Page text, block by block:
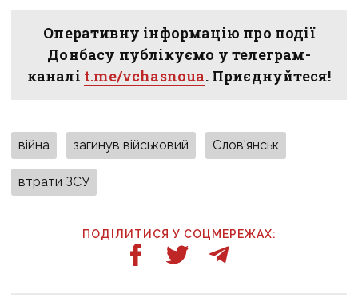
Оперативну інформацію про події
Донбасу публікуємо у телеграм-
каналі t.me/vchasnoua. Приєднуйтеся!
війна загинув військовий Слов'янськ
втрати ЗСУ
ПОДІЛИТИСЯ У СОЦМЕРЕЖАХ: